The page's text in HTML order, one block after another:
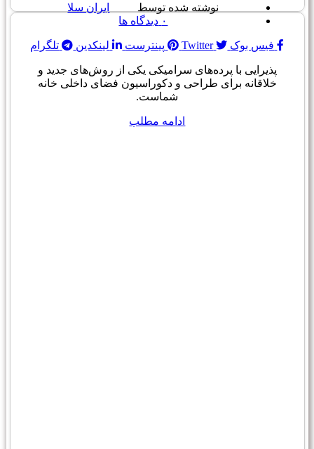
نوشته شده توسط
ایران سلا
۰ دیدگاه ها
فیس بوک Twitter پینترست لینکدین تلگرام
پذیرایی با پرده‌های سرامیکی یکی از روش‌های جدید و
خلاقانه برای طراحی و دکوراسیون فضای داخلی خانه
شماست.
ادامه مطلب